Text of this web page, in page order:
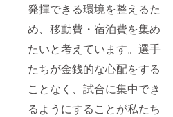
発揮できる環境を整えるた
め、移動費・宿泊費を集め
たいと考えています。選手
たちが金銭的な心配をする
ことなく、試合に集中でき
るようにすることが私たち